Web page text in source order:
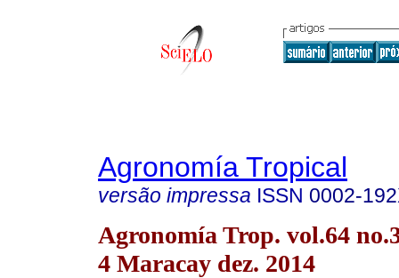
Agronomía Tropical
versão impressa ISSN 0002-
Agronomía Trop. vol.64
4 Maracay dez. 2014